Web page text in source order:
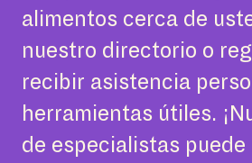
alimentos cerca de
nuestro directorio o
recibir asistencia
herramientas útiles.
de especialistas puede